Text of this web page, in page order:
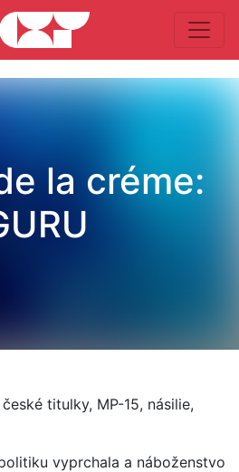
la créme:
titulky, MP-15, násilie,
vyprchala a náboženstvo